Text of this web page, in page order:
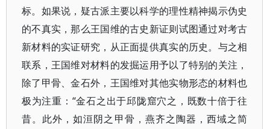
标。如果说，疑古派主要以科学的理性精神揭示伪史
的不真实，那么王国维的古史新证则试图通过对考古
新材料的实证研究，从正面提供真实的历史。与之相
联系，王国维对材料的发掘运用予以了特别的关注，
除了甲骨、金石外，王国维对其他实物形态的材料也
极为注重：“金石之出于邱陇窟穴之，既数十倍于往
昔。此外，如洹阴之甲骨，燕齐之陶器，西域之简